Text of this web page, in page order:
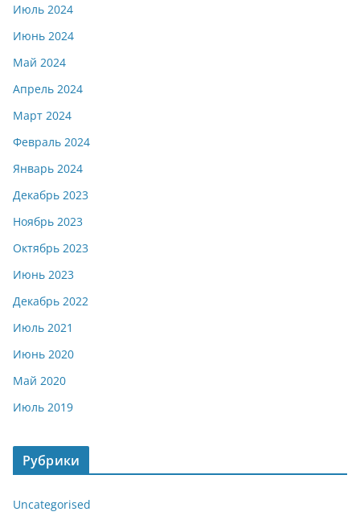
Июль 2024
Июнь 2024
Май 2024
Апрель 2024
Март 2024
Февраль 2024
Январь 2024
Декабрь 2023
Ноябрь 2023
Октябрь 2023
Июнь 2023
Декабрь 2022
Июль 2021
Июнь 2020
Май 2020
Июль 2019
Рубрики
Uncategorised